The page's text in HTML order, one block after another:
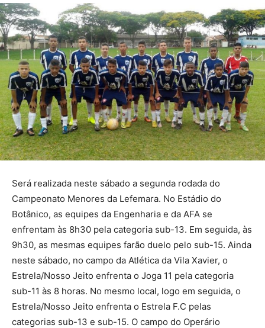
Será realizada neste sábado a segunda rodada do
Campeonato Menores da Lefemara. No Estádio do
Botânico, as equipes da Engenharia e da AFA se
enfrentam às 8h30 pela categoria sub-13. Em seguida, às
9h30, as mesmas equipes farão duelo pelo sub-15. Ainda
neste sábado, no campo da Atlética da Vila Xavier, o
Estrela/Nosso Jeito enfrenta o Joga 11 pela categoria
sub-11 às 8 horas. No mesmo local, logo em seguida, o
Estrela/Nosso Jeito enfrenta o Estrela F.C pelas
categorias sub-13 e sub-15. O campo do Operário